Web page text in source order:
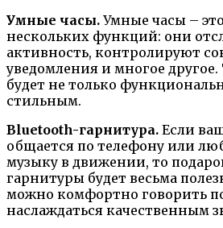
Умные часы. Умные часы –
нескольких функций: они
активность, контролируют
уведомления и многое
будет не только
стильным.
Bluetooth-гарнитура. Если
общается по телефону или
музыку в движении, то
гарнитуры будет весьма
можно комфортно говорить
наслаждаться качественным